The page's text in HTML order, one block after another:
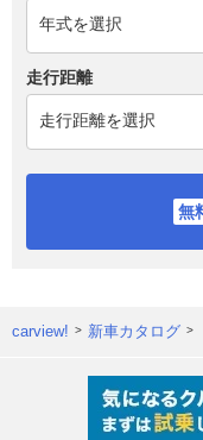
走行距離
carview! 新車カタログ